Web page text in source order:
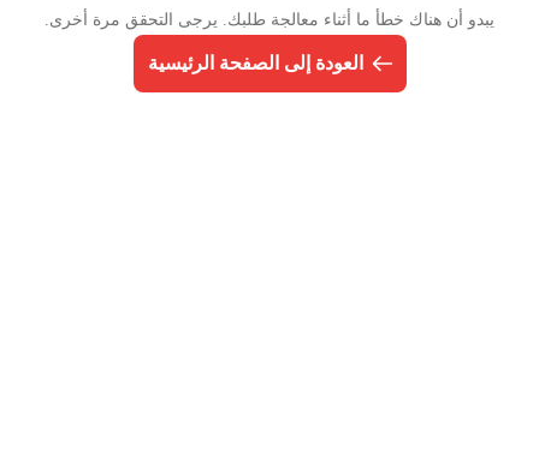
يبدو أن هناك خطأ ما أثناء معالجة طلبك. يرجى التحقق مرة أخرى.
العودة إلى الصفحة الرئيسية